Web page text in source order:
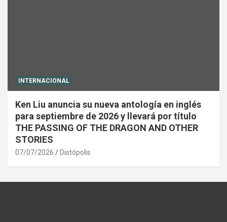
INTERNACIONAL
Ken Liu anuncia su nueva antología en inglés
para septiembre de 2026 y llevará por título
THE PASSING OF THE DRAGON AND OTHER
STORIES
07/07/2026 Distópolis